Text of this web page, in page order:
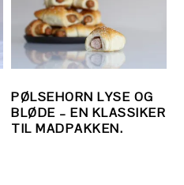
PØLSEHORN LYSE OG
BLØDE – EN KLASSIKER
TIL MADPAKKEN.